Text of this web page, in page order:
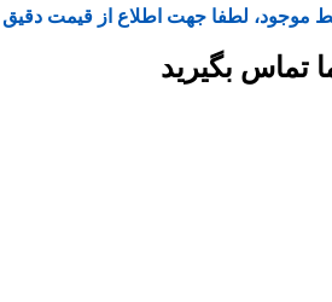
موجود، لطفا جهت اطلاع از قیمت دقیق
تماس بگیرید